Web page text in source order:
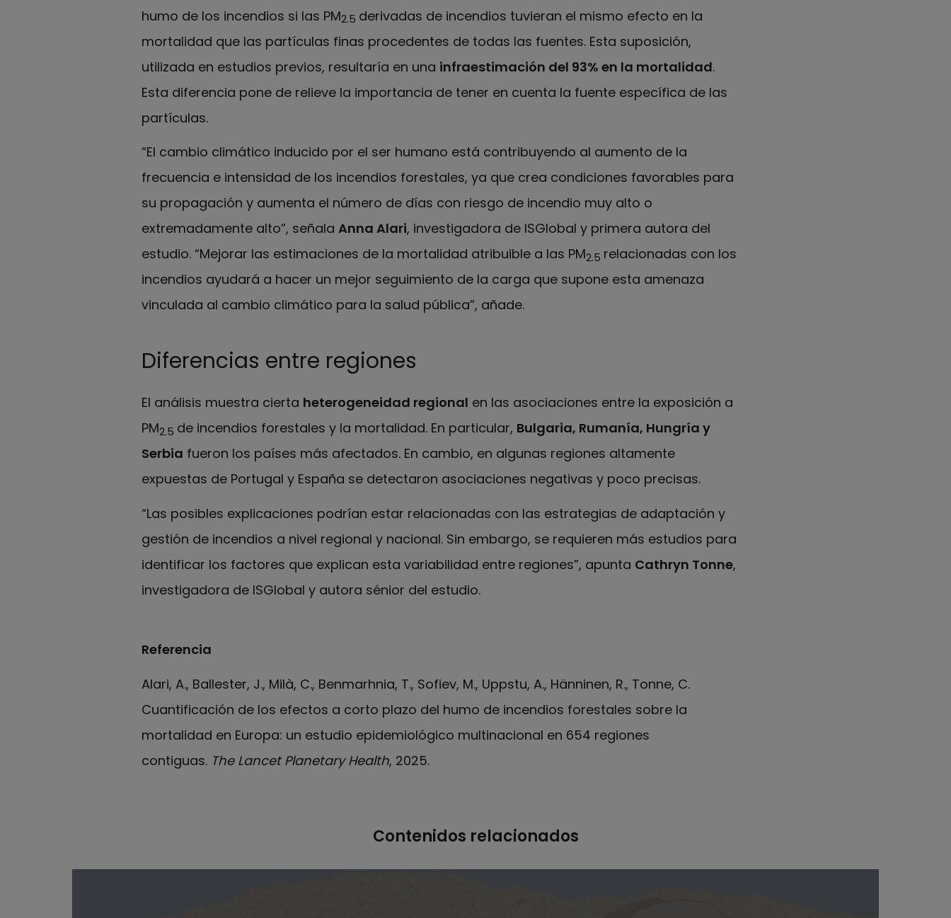
humo de los incendios si las PM2.5 derivadas de incendios tuvieran el mismo efecto en la
mortalidad que las partículas finas procedentes de todas las fuentes. Esta suposición,
utilizada en estudios previos, resultaría en una infraestimación del 93% en la mortalidad.
Esta diferencia pone de relieve la importancia de tener en cuenta la fuente específica de las
partículas.
“El cambio climático inducido por el ser humano está contribuyendo al aumento de la
frecuencia e intensidad de los incendios forestales, ya que crea condiciones favorables para
su propagación y aumenta el número de días con riesgo de incendio muy alto o
extremadamente alto”, señala Anna Alari, investigadora de ISGlobal y primera autora del
estudio. “Mejorar las estimaciones de la mortalidad atribuible a las PM2.5 relacionadas con los
incendios ayudará a hacer un mejor seguimiento de la carga que supone esta amenaza
vinculada al cambio climático para la salud pública”, añade.
Diferencias entre regiones
El análisis muestra cierta heterogeneidad regional en las asociaciones entre la exposición a
PM2.5 de incendios forestales y la mortalidad. En particular, Bulgaria, Rumanía, Hungría y
Serbia fueron los países más afectados. En cambio, en algunas regiones altamente
expuestas de Portugal y España se detectaron asociaciones negativas y poco precisas.
“Las posibles explicaciones podrían estar relacionadas con las estrategias de adaptación y
gestión de incendios a nivel regional y nacional. Sin embargo, se requieren más estudios para
identificar los factores que explican esta variabilidad entre regiones”, apunta Cathryn Tonne,
investigadora de ISGlobal y autora sénior del estudio.
Referencia
Alari, A., Ballester, J., Milà, C., Benmarhnia, T., Sofiev, M., Uppstu, A., Hänninen, R., Tonne, C.
Cuantificación de los efectos a corto plazo del humo de incendios forestales sobre la
mortalidad en Europa: un estudio epidemiológico multinacional en 654 regiones
contiguas. The Lancet Planetary Health, 2025.
Contenidos relacionados